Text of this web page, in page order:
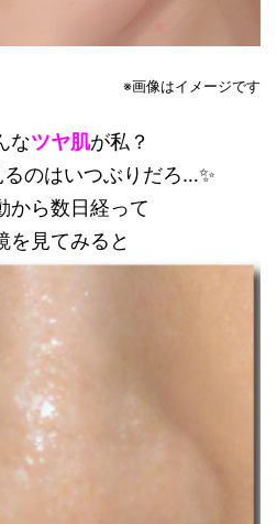
※画像はイメージです
なツヤ肌が私？
るのはいつぶりだろ…✨
から数日経って
を見てみると